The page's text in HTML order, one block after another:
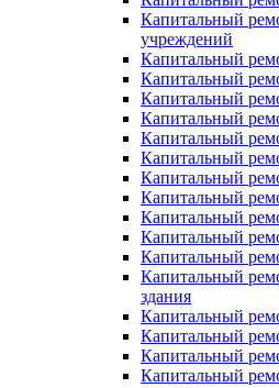
Капитальный
учреждений
Капитальный
Капитальный
Капитальный
Капитальный
Капитальный
Капитальный
Капитальный
Капитальный
Капитальный
Капитальный
Капитальный
Капитальный
здания
Капитальный
Капитальный
Капитальный
Капитальный